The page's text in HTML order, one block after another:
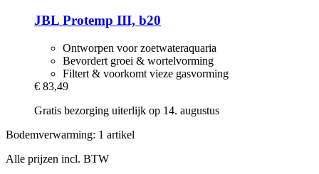
JBL Protemp III, b20
Ontworpen voor zoetwateraquaria
Bevordert groei & wortelvorming
Filtert & voorkomt vieze gasvorming
€ 83,49
Gratis bezorging uiterlijk op 14. augustus
Bodemverwarming: 1 artikel
Alle prijzen incl. BTW